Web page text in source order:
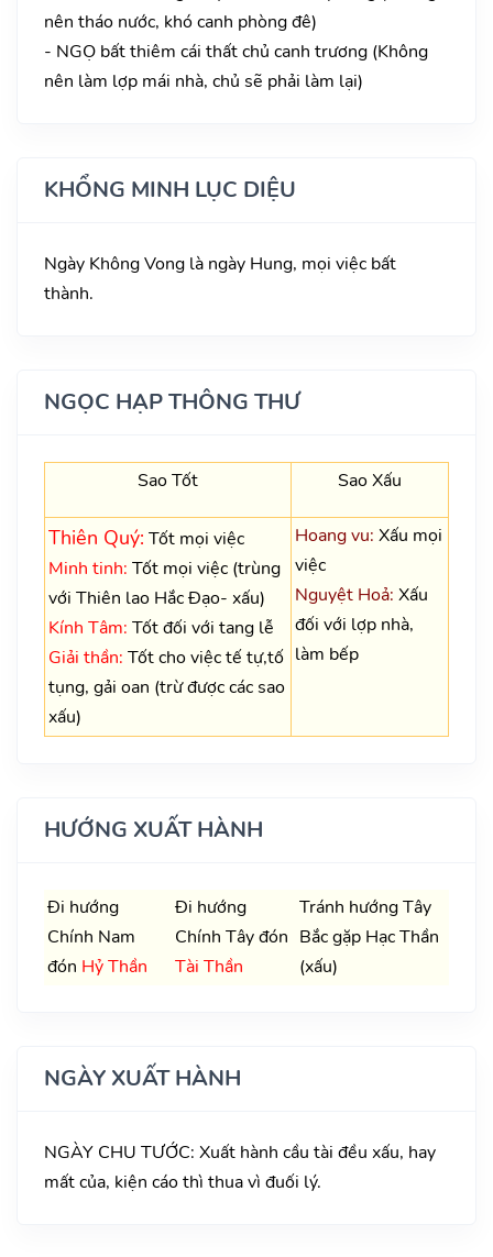
nên tháo nước, khó canh phòng đê)
- NGỌ bất thiêm cái thất chủ canh trương (Không
nên làm lợp mái nhà, chủ sẽ phải làm lại)
KHỔNG MINH LỤC DIỆU
Ngày Không Vong là ngày Hung, mọi việc bất
thành.
NGỌC HẠP THÔNG THƯ
Sao Tốt Sao Xấu
Thiên Quý: Tốt mọi việc
Minh tinh: Tốt mọi việc (trùng
với Thiên lao Hắc Đạo- xấu)
Kính Tâm: Tốt đối với tang lễ
Giải thần: Tốt cho việc tế tự,tố
tụng, gải oan (trừ được các sao
xấu)
Hoang vu: Xấu mọi
việc
Nguyệt Hoả: Xấu
đối với lợp nhà,
làm bếp
HƯỚNG XUẤT HÀNH
Đi hướng
Chính Nam
đón Hỷ Thần
Đi hướng
Chính Tây đón
Tài Thần
Tránh hướng Tây
Bắc gặp Hạc Thần
(xấu)
NGÀY XUẤT HÀNH
NGÀY CHU TƯỚC: Xuất hành cầu tài đều xấu, hay
mất của, kiện cáo thì thua vì đuối lý.